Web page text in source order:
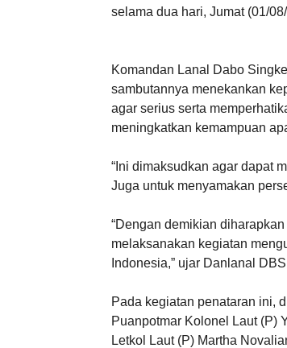
selama dua hari, Jumat (01/
Komandan Lanal Dabo
sambutannya menekankan
agar serius serta
meningkatkan kemampuan
“Ini dimaksudkan agar dapat
Juga untuk menyamakan
“Dengan demikian
melaksanakan kegiatan
Indonesia,” ujar Danlanal
Pada kegiatan penataran ini,
Puanpotmar Kolonel Laut (P)
Letkol Laut (P) Martha